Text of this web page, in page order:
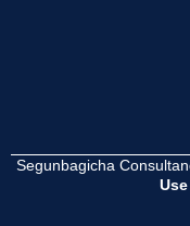
Segunbagicha
Use